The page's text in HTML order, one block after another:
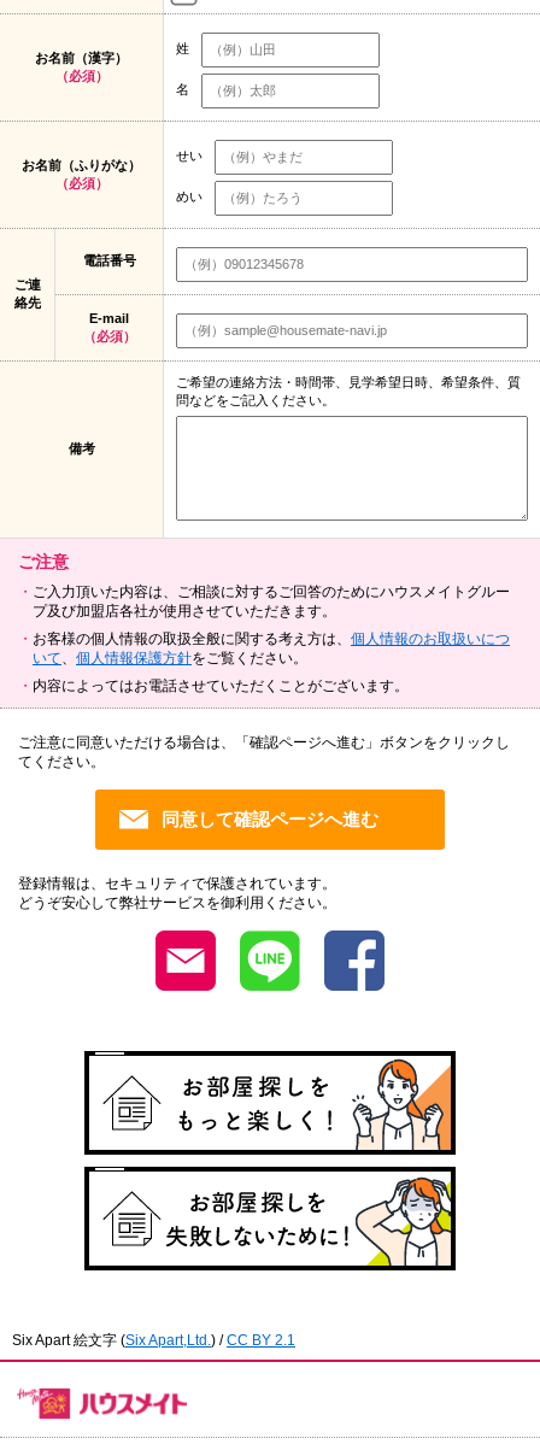
お名前（漢字）
（必須）
姓
名
お名前（ふりがな）
（必須）
せい
めい
ご連
絡先
電話番号
E-mail
（必須）
備考
ご希望の連絡方法・時間帯、見学希望日時、希望条件、質
問などをご記入ください。
ご注意
ご入力頂いた内容は、ご相談に対するご回答のためにハウスメイトグルー
プ及び加盟店各社が使用させていただきます。
お客様の個人情報の取扱全般に関する考え方は、 個人情報のお取扱いにつ
いて
個人情報保護方針をご覧ください。
内容によってはお電話させていただくことがございます。
ご注意に同意いただける場合は、「確認ページへ進む」ボタンをクリックし
てください。
登録情報は、セキュリティで保護されています。
どうぞ安心して弊社サービスを御利用ください。
Six Apart 絵文字 (Six Apart,Ltd. ) /CC BY 2.1